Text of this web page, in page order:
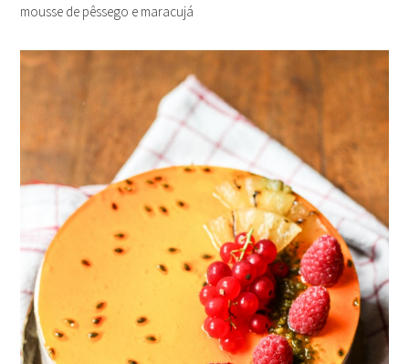
mousse de pêssego e maracujá